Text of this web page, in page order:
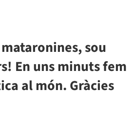
sou
En uns minuts fem
al món. Gràcies